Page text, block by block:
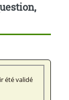
été validé